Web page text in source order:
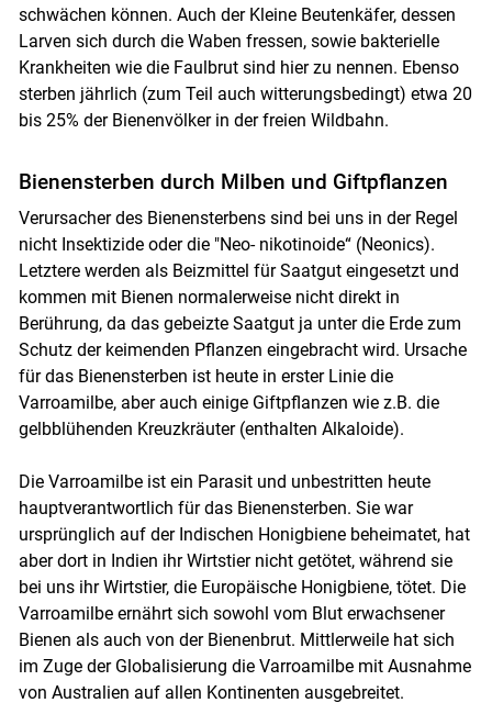
schwächen können. Auch der Kleine Beutenkäfer, dessen
Larven sich durch die Waben fressen, sowie bakterielle
Krankheiten wie die Faulbrut sind hier zu nennen. Ebenso
sterben jährlich (zum Teil auch witterungsbedingt) etwa 20
bis 25% der Bienenvölker in der freien Wildbahn.
Bienensterben durch Milben und Giftpflanzen
Verursacher des Bienensterbens sind bei uns in der Regel
nicht Insektizide oder die "Neo- nikotinoide“ (Neonics).
Letztere werden als Beizmittel für Saatgut eingesetzt und
kommen mit Bienen normalerweise nicht direkt in
Berührung, da das gebeizte Saatgut ja unter die Erde zum
Schutz der keimenden Pflanzen eingebracht wird. Ursache
für das Bienensterben ist heute in erster Linie die
Varroamilbe, aber auch einige Giftpflanzen wie z.B. die
gelbblühenden Kreuzkräuter (enthalten Alkaloide).
Die Varroamilbe ist ein Parasit und unbestritten heute
hauptverantwortlich für das Bienensterben. Sie war
ursprünglich auf der Indischen Honigbiene beheimatet, hat
aber dort in Indien ihr Wirtstier nicht getötet, während sie
bei uns ihr Wirtstier, die Europäische Honigbiene, tötet. Die
Varroamilbe ernährt sich sowohl vom Blut erwachsener
Bienen als auch von der Bienenbrut. Mittlerweile hat sich
im Zuge der Globalisierung die Varroamilbe mit Ausnahme
von Australien auf allen Kontinenten ausgebreitet.